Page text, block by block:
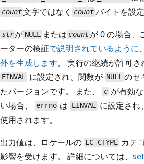
count文字ではなく countバイトを設
str が NULLまたは count が 0 の場合、
ーターの検証で説明されているように
外を生成します。 実行の継続が許可さ
EINVAL に設定され、関数が NULLのセ
たバージョンです。 また、
c が有効
い場合、
errno は EINVAL に設定され
使用されます。
出力値は、ロケールの LC_CTYPE カテ
影響を受けます。 詳細については、